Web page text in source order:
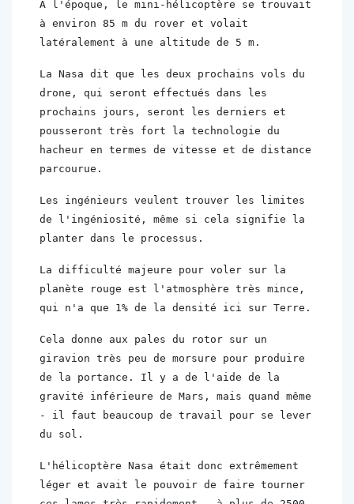
À l'époque, le mini-hélicoptère se trouvait
à environ 85 m du rover et volait
latéralement à une altitude de 5 m.
La Nasa dit que les deux prochains vols du
drone, qui seront effectués dans les
prochains jours, seront les derniers et
pousseront très fort la technologie du
hacheur en termes de vitesse et de distance
parcourue.
Les ingénieurs veulent trouver les limites
de l'ingéniosité, même si cela signifie la
planter dans le processus.
La difficulté majeure pour voler sur la
planète rouge est l'atmosphère très mince,
qui n'a que 1% de la densité ici sur Terre.
Cela donne aux pales du rotor sur un
giravion très peu de morsure pour produire
de la portance. Il y a de l'aide de la
gravité inférieure de Mars, mais quand même
- il faut beaucoup de travail pour se lever
du sol.
L'hélicoptère Nasa était donc extrêmement
léger et avait le pouvoir de faire tourner